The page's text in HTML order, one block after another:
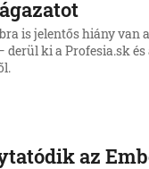
is jelentős hiány van
ki a Profesia.sk és
az